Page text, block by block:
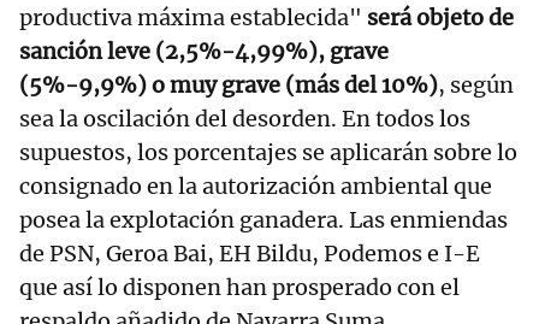
productiva máxima establecida" será objeto de
sanción leve (2,5%-4,99%), grave
(5%-9,9%) o muy grave (más del 10%), según
sea la oscilación del desorden. En todos los
supuestos, los porcentajes se aplicarán sobre lo
consignado en la autorización ambiental que
posea la explotación ganadera. Las enmiendas
de PSN, Geroa Bai, EH Bildu, Podemos e I-E
que así lo disponen han prosperado con el